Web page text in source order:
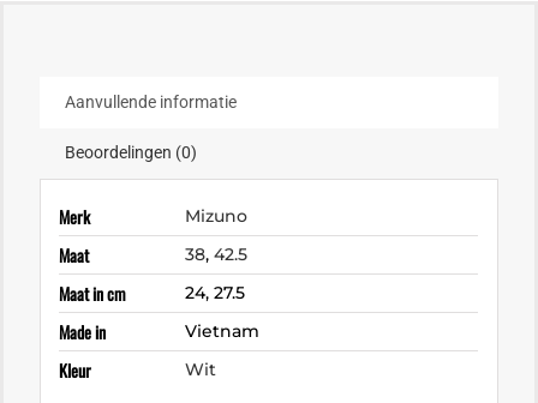
Aanvullende informatie
Beoordelingen (0)
Merk Mizuno
Maat 38,42.5
Maat in cm 24, 27.5
Made in Vietnam
Kleur Wit